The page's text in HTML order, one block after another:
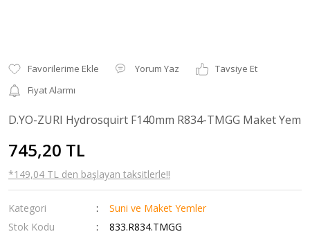
Yorum Yaz
Tavsiye Et
Fiyat Alarmı
D.YO-ZURI Hydrosquirt F140mm R834-TMGG Maket Yem
745,20 TL
*149,04 TL den başlayan taksitlerle!!
Kategori
Suni ve Maket Yemler
Stok Kodu
833.R834.TMGG